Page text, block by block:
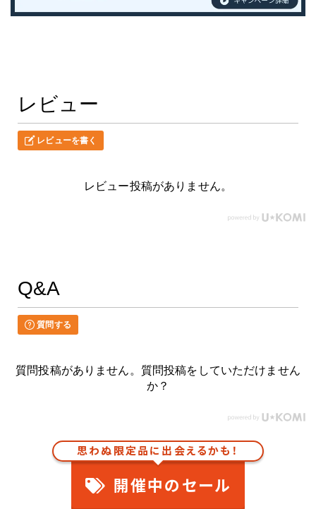
レビュー
レビューを書く
レビュー投稿がありません。
Q&A
質問する
質問投稿がありません。質問投稿をしていただけません
か？
思わぬ限定品に出会えるかも！
開催中のセール